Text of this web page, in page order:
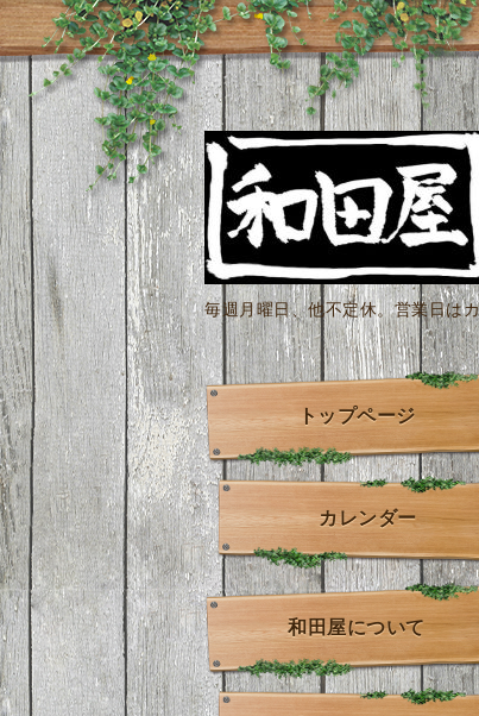
毎週月曜日、他不定休。営業日は
トップページ
カレンダー
和田屋について